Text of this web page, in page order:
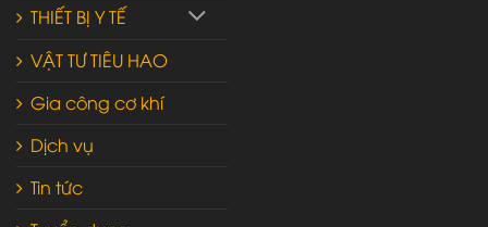
THIẾT BỊ Y TẾ
VẬT TƯ TIÊU HAO
Gia công cơ khí
Dịch vụ
Tin tức